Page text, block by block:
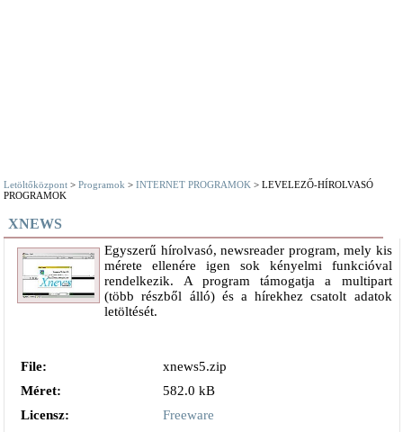
Letöltőközpont >Programok >INTERNET PROGRAMOK > LEVELEZŐ-HÍROLVASÓ
PROGRAMOK
XNEWS
Egyszerű hírolvasó, newsreader program, mely kis
mérete ellenére igen sok kényelmi funkcióval
rendelkezik. A program támogatja a multipart
(több részből álló) és a hírekhez csatolt adatok
letöltését.
File:
xnews5.zip
Méret:
582.0 kB
Licensz:
Freeware